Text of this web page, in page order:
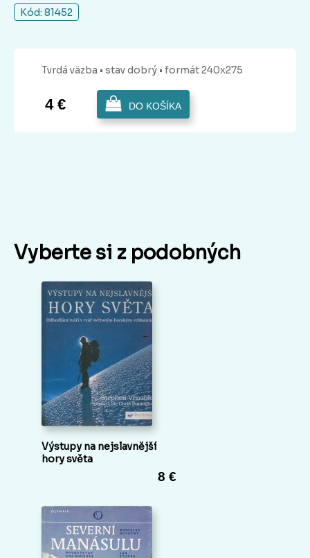
Kód: 81452
Tvrdá väzba • stav dobrý • formát 240x275
4 € DO KOŠÍKA
Vyberte si z podobných
Výstupy na nejslavnější
hory světa
8 €